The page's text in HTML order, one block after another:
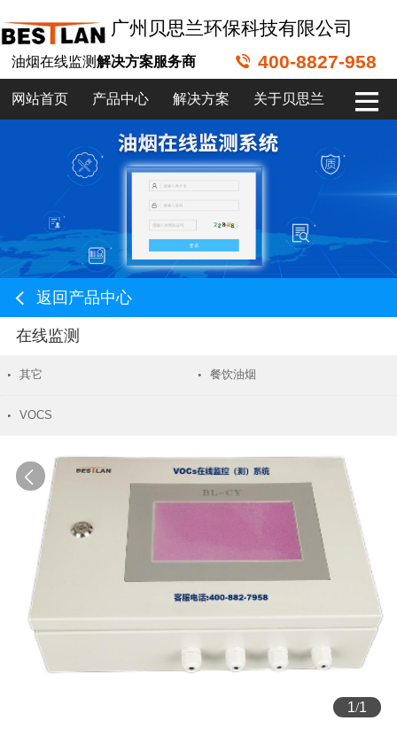
广州贝思兰环保科技有限公司
油烟在线监测解决方案服务商 400-8827-958
网站首页 产品中心 解决方案 关于贝思兰
返回产品中心
在线监测
其它 餐饮油烟
VOCS
1/1